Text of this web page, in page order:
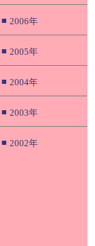
■ 2006年
■ 2005年
■ 2004年
■ 2003年
■ 2002年